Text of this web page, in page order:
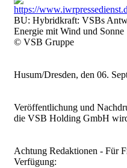
https://
BU: Hybridkraft: VSBs
Energie mit Wind und Sonne
© VSB Gruppe
Husum/Dresden, den 06.
Veröffentlichung und
die VSB Holding GmbH
Achtung Redaktionen - Für
Verfügung: